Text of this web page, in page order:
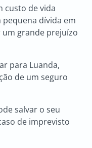
custo de vida
pequena dívida em
grande prejuízo
para Luanda,
de um seguro
salvar o seu
de imprevisto